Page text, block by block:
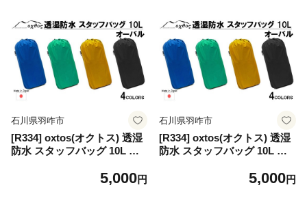
石川県羽咋市
[R334] oxtos(オクトス) 透湿
防水 スタッフバッグ 10L オ
5,000円
石川県羽咋市
[R334] oxtos(オクトス) 透湿
防水 スタッフバッグ 10L オ
5,000円